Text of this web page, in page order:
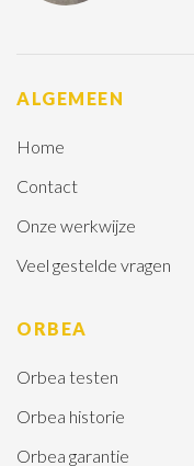
ALGEMEEN
Home
Contact
Onze werkwijze
Veel gestelde vragen
ORBEA
Orbea testen
Orbea historie
Orbea garantie